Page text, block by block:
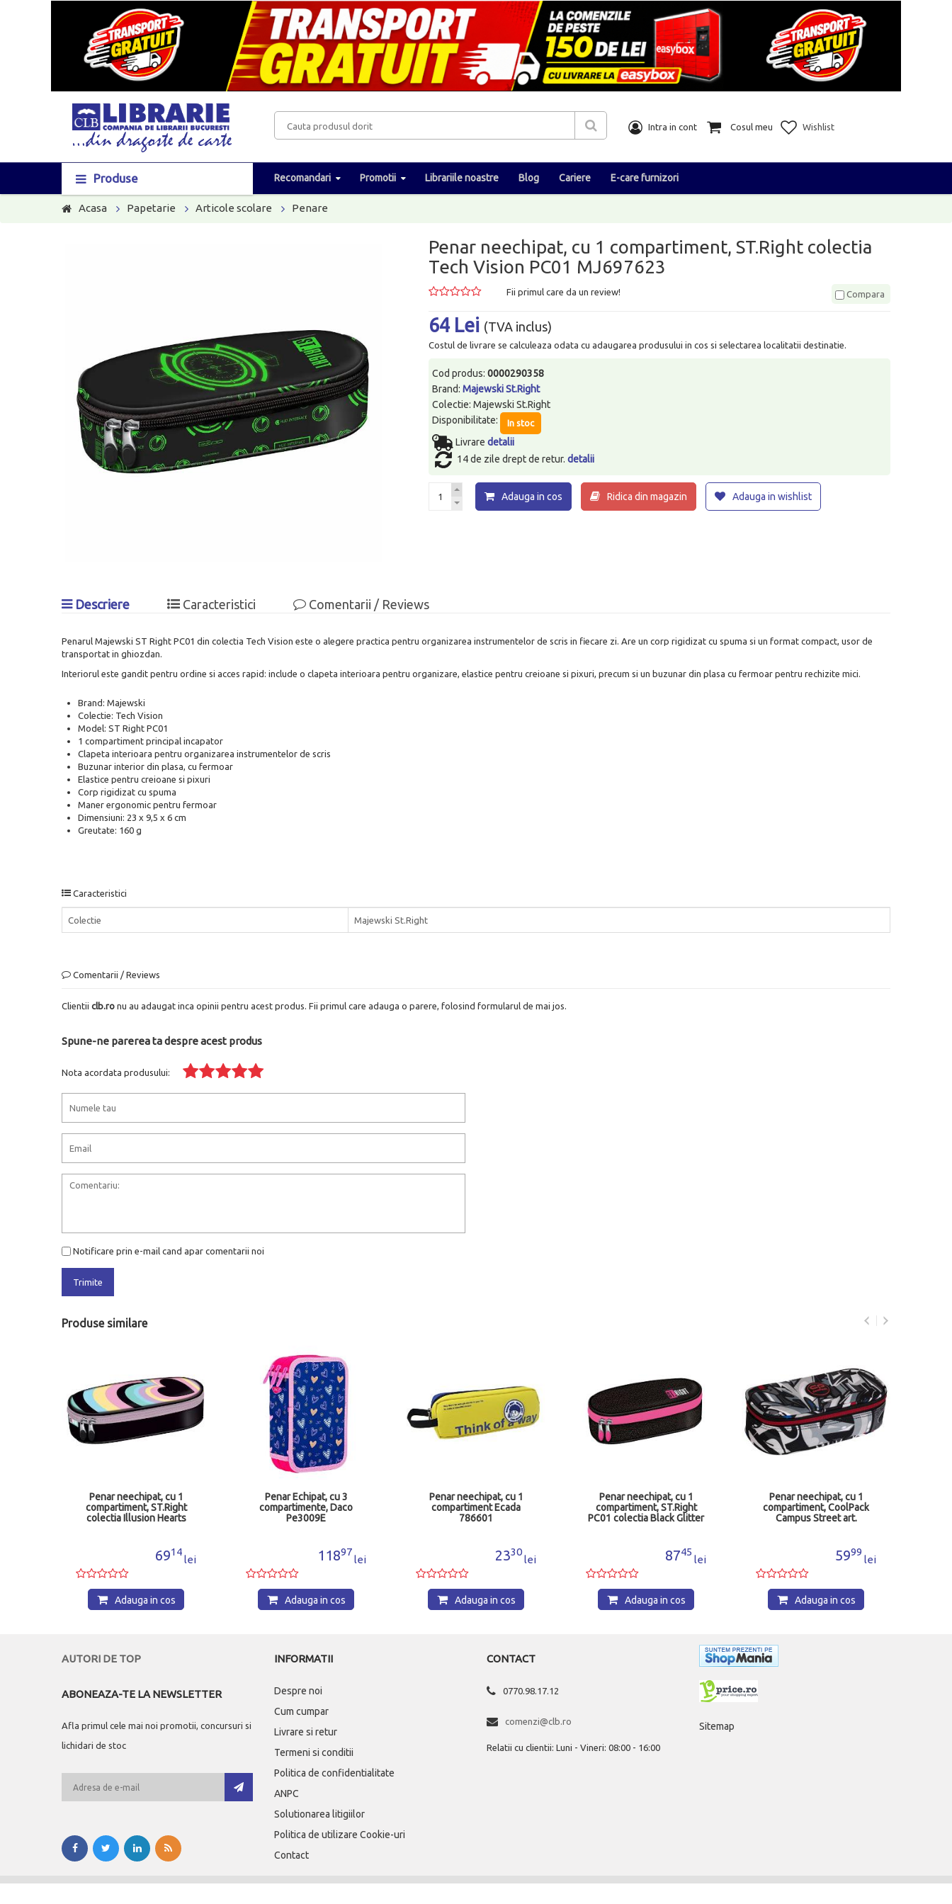
Intra in cont Cosul meu Wishlist
Produse Recomandari Promotii Librariile noastre Blog Cariere E-care furnizori
Acasa Papetarie Articole scolare Penare
Penar neechipat, cu 1 compartiment, ST.Right colectia
Tech Vision PC01 MJ697623
Fii primul care da un review! Compara
64 Lei (TVA inclus)
Costul de livrare se calculeaza odata cu adaugarea produsului in cos si selectarea localitatii destinatie.
Cod produs:0000290358
Brand:Majewski St.Right
Colectie: Majewski St.Right
Disponibilitate:
In stoc
Livraredetalii
14 de zile drept de retur.detalii
Adauga in cos Ridica din magazin Adauga in wishlist
Descriere Caracteristici Comentarii / Reviews
Penarul Majewski ST Right PC01 din colectia Tech Vision este o alegere practica pentru organizarea instrumentelor de scris in fiecare zi. Are un corp rigidizat cu spuma si un format compact, usor de
transportat in ghiozdan.
Interiorul este gandit pentru ordine si acces rapid: include o clapeta interioara pentru organizare, elastice pentru creioane si pixuri, precum si un buzunar din plasa cu fermoar pentru rechizite mici.
Brand: Majewski
Colectie: Tech Vision
Model: ST Right PC01
1 compartiment principal incapator
Clapeta interioara pentru organizarea instrumentelor de scris
Buzunar interior din plasa, cu fermoar
Elastice pentru creioane si pixuri
Corp rigidizat cu spuma
Maner ergonomic pentru fermoar
Dimensiuni: 23 x 9,5 x 6 cm
Greutate: 160 g
Caracteristici
Colectie Majewski St.Right
Comentarii / Reviews
Clientii clb.ro nu au adaugat inca opinii pentru acest produs. Fii primul care adauga o parere, folosind formularul de mai jos.
Spune-ne parerea ta despre acest produs
Nota acordata produsului:
Notificare prin e-mail cand apar comentarii noi
Trimite
Produse similare
Penar neechipat, cu 1
compartiment, ST.Right
colectia Illusion Hearts
6914
lei
Adauga in cos
Penar Echipat, cu 3
compartimente, Daco
Pe3009E
11897
lei
Adauga in cos
Penar neechipat, cu 1
compartiment Ecada
786601
2330
lei
Adauga in cos
Penar neechipat, cu 1
compartiment, ST.Right
PC01 colectia Black Glitter
8745
lei
Adauga in cos
Penar neechipat, cu 1
compartiment, CoolPack
Campus Street art.
5999
lei
Adauga in cos
AUTORI DE TOP
ABONEAZA-TE LA NEWSLETTER
Afla primul cele mai noi promotii, concursuri si
lichidari de stoc
INFORMATII
Despre noi
Cum cumpar
Livrare si retur
Termeni si conditii
Politica de confidentialitate
ANPC
Solutionarea litigiilor
Politica de utilizare Cookie-uri
Contact
CONTACT
0770.98.17.12
comenzi@clb.ro
Relatii cu clientii: Luni - Vineri: 08:00 - 16:00
Sitemap